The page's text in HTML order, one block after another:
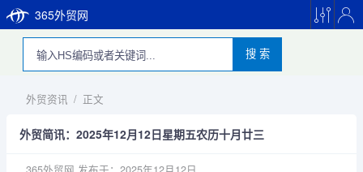
365外贸网
搜 索
外贸资讯 / 正文
外贸简讯：2025年12月12日星期五农历十月廿三